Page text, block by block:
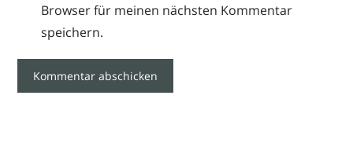
Browser für meinen nächsten Kommentar
speichern.